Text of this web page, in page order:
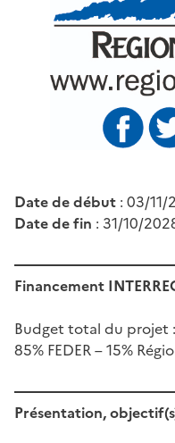
Date de début : 03/11/
Date de fin : 31/10/
Financement
Budget total du projet
85% FEDER – 15%
Présentation,